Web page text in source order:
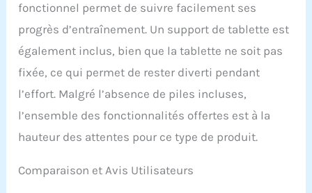
construction solide.
Grâce à sa structure
triangulaire stable, le
vélo est robuste et sûr à
utiliser. La capacité de
charge maximale est de
150 kg. Équipe de service
client professionnel :
d'échange de pièces
service client. Si vous
fonctionnel permet de suivre facilement ses
progrès d’entraînement. Un support de tablette est
également inclus, bien que la tablette ne soit pas
fixée, ce qui permet de rester diverti pendant
l’effort. Malgré l’absence de piles incluses,
l’ensemble des fonctionnalités offertes est à la
hauteur des attentes pour ce type de produit.
Comparaison et Avis Utilisateurs